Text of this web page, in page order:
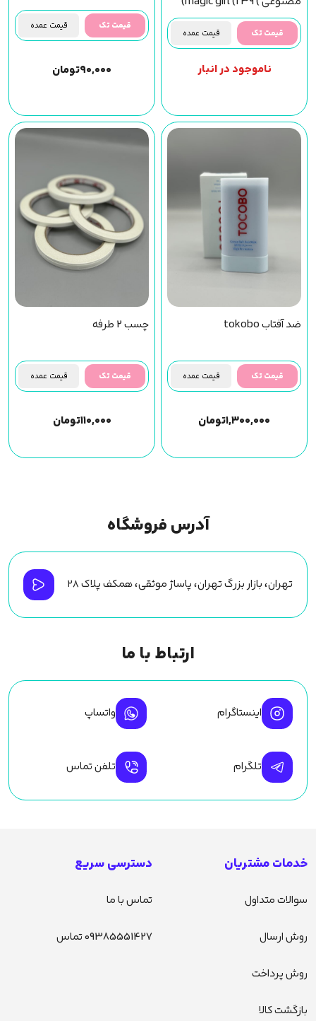
مجیک گرل
قیمت تک قیمت عمده
ناموجود در انبار
قیمت تک قیمت عمده
۹۰,۰۰۰تومان
ضد آفتاب tokobo
قیمت تک قیمت عمده
۱,۳۰۰,۰۰۰تومان
چسب 2 طرفه
قیمت تک قیمت عمده
۱۱۰,۰۰۰تومان
آدرس فروشگاه
تهران، بازار بزرگ تهران، پاساژ موثقی، همکف پلاک ۲۸
ارتباط با ما
اینستاگرام واتساپ
تلگرام تلفن تماس
خدمات مشتریان
سوالات متداول
روش ارسال
روش پرداخت
بازگشت کالا
دسترسی سریع
تماس با ما
09385551427 تماس